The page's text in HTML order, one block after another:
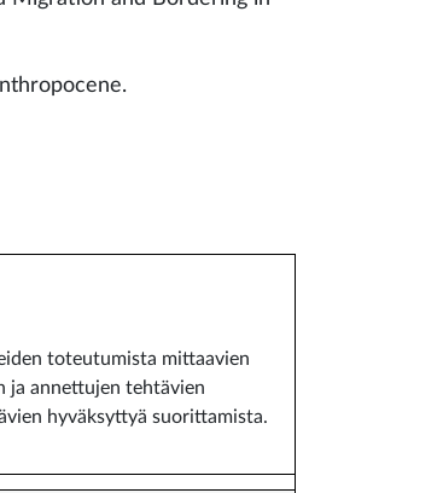
toteutumista mittaavien
ja annettujen tehtävien
hyväksyttyä suorittamista.